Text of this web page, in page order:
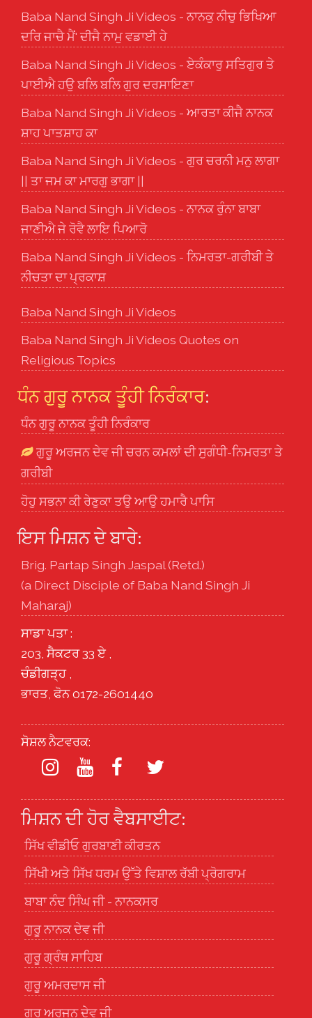
Baba Nand Singh Ji Videos - ਨਾਨਕੁ ਨੀਚੁ ਭਿਖਿਆ
ਦਰਿ ਜਾਚੈ ਮੈਂ' ਦੀਜੈ ਨਾਮੁ ਵਡਾਈ ਹੇ
Baba Nand Singh Ji Videos - ਏਕੰਕਾਰੁ ਸਤਿਗੁਰ ਤੇ
ਪਾਈਐ ਹਉ ਬਲਿ ਬਲਿ ਗੁਰ ਦਰਸਾਇਣਾ
Baba Nand Singh Ji Videos - ਆਰਤਾ ਕੀਜੈ ਨਾਨਕ
ਸ਼ਾਹ ਪਾਤਸ਼ਾਹ ਕਾ
Baba Nand Singh Ji Videos - ਗੁਰ ਚਰਨੀ ਮਨੁ ਲਾਗਾ
|| ਤਾ ਜਮ ਕਾ ਮਾਰਗੁ ਭਾਗਾ ||
Baba Nand Singh Ji Videos - ਨਾਨਕ ਰੁੰਨਾ ਬਾਬਾ
ਜਾਣੀਐ ਜੇ ਰੋਵੈ ਲਾਇ ਪਿਆਰੋ
Baba Nand Singh Ji Videos - ਨਿਮਰਤਾ-ਗਰੀਬੀ ਤੇ
ਨੀਚਤਾ ਦਾ ਪ੍ਰਕਾਸ਼
Baba Nand Singh Ji Videos
Baba Nand Singh Ji Videos Quotes on
Religious Topics
ਧੰਨ ਗੁਰੂ ਨਾਨਕ ਤੂੰਹੀ ਨਿਰੰਕਾਰ:
ਧੰਨ ਗੁਰੂ ਨਾਨਕ ਤੂੰਹੀ ਨਿਰੰਕਾਰ
ਗੁਰੂ ਅਰਜਨ ਦੇਵ ਜੀ ਚਰਨ ਕਮਲਾਂ ਦੀ ਸੁਗੰਧੀ-ਨਿਮਰਤਾ ਤੇ
ਗਰੀਬੀ
ਹੋਹੁ ਸਭਨਾ ਕੀ ਰੇਣੁਕਾ ਤਉ ਆਉ ਹਮਾਰੈ ਪਾਸਿ
ਇਸ ਮਿਸ਼ਨ ਦੇ ਬਾਰੇ:
Brig. Partap Singh Jaspal (Retd.)
(a Direct Disciple of Baba Nand Singh Ji
Maharaj)
ਸਾਡਾ ਪਤਾ :
203, ਸੈਕਟਰ 33 ਏ ,
ਚੰਡੀਗੜ੍ਹ ,
ਭਾਰਤ, ਫੋਨ 0172-2601440
ਸੋਸ਼ਲ ਨੈਟਵਰਕ:
ਮਿਸ਼ਨ ਦੀ ਹੋਰ ਵੈਬਸਾਈਟ:
ਸਿੱਖ ਵੀਡੀਓ ਗੁਰਬਾਣੀ ਕੀਰਤਨ
ਸਿੱਖੀ ਅਤੇ ਸਿੱਖ ਧਰਮ ਉੱਤੇ ਵਿਸ਼ਾਲ ਰੱਬੀ ਪ੍ਰੋਗਰਾਮ
ਬਾਬਾ ਨੰਦ ਸਿੰਘ ਜੀ - ਨਾਨਕਸਰ
ਗੁਰੂ ਨਾਨਕ ਦੇਵ ਜੀ
ਗੁਰੂ ਗ੍ਰੰਥ ਸਾਹਿਬ
ਗੁਰੂ ਅਮਰਦਾਸ ਜੀ
ਗੁਰੂ ਅਰਜਨ ਦੇਵ ਜੀ